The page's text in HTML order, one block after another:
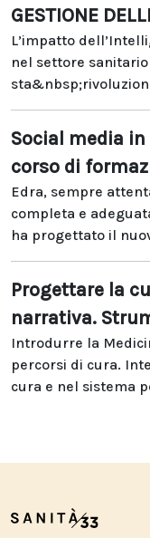
GESTIONE
L’impatto
nel settore sanitario
Social media
corso di
Edra, sempre
completa e
ha progettato il
Progettare la
narrativa.
Introdurre la
percorsi di cura.
cura e nel sistema